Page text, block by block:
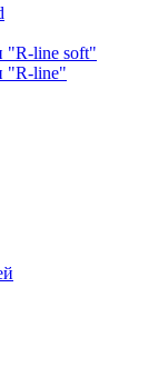
"R-line soft"
"R-line"